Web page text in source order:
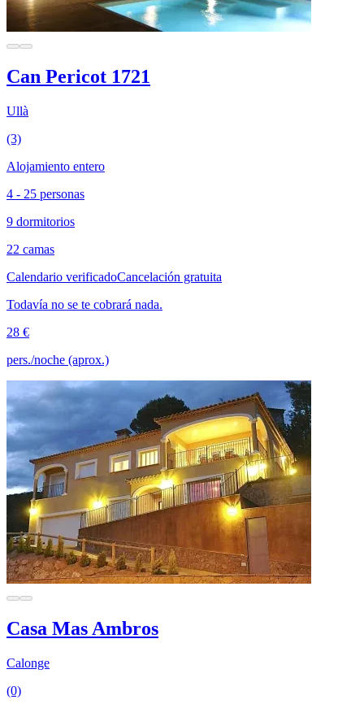
Can Pericot 1721
Ullà
(3)
Alojamiento entero
4 - 25 personas
9 dormitorios
22 camas
Calendario verificadoCancelación gratuita
Todavía no se te cobrará nada.
28 €
pers./noche (aprox.)
Casa Mas Ambros
Calonge
(0)